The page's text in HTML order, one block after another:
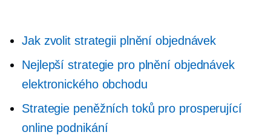
Jak zvolit strategii plnění objednávek
Nejlepší strategie pro plnění objednávek
elektronického obchodu
Strategie peněžních toků pro prosperující
online podnikání